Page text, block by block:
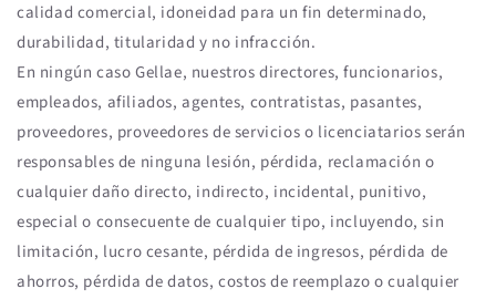
calidad comercial, idoneidad para un fin determinado,
durabilidad, titularidad y no infracción.
En ningún caso Gellae, nuestros directores, funcionarios,
empleados, afiliados, agentes, contratistas, pasantes,
proveedores, proveedores de servicios o licenciatarios serán
responsables de ninguna lesión, pérdida, reclamación o
cualquier daño directo, indirecto, incidental, punitivo,
especial o consecuente de cualquier tipo, incluyendo, sin
limitación, lucro cesante, pérdida de ingresos, pérdida de
ahorros, pérdida de datos, costos de reemplazo o cualquier